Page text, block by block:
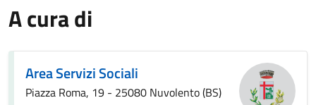
A cura di
Area Servizi Sociali
Piazza Roma, 19 - 25080 Nuvolento (BS)